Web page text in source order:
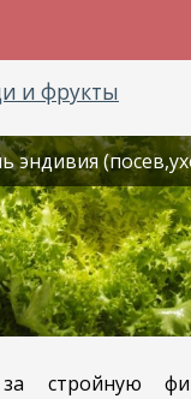
и фрукты
эндивия
стройную